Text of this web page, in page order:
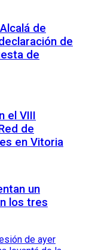
de
de
de
el VIII
de
en Vitoria
un
los tres